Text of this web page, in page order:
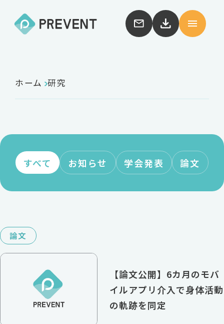
ホーム 研究
すべて お知らせ 学会発表 論文
論文
【論文公開】6カ月のモバ
イルアプリ介入で身体活動
の軌跡を同定